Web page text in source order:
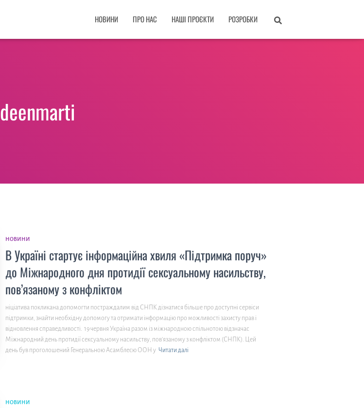
НОВИНИ ПРО НАС НАШІ ПРОЄКТИ РОЗРОБКИ
deenmarti
НОВИНИ
В Україні стартує інформаційна хвиля «Підтримка поруч»
до Міжнародного дня протидії сексуальному насильству,
пов’язаному з конфліктом
ніціатива покликана допомогти постраждалим від СНПК дізнатися більше про доступні сервіси
підтримки, знайти необхідну допомогу та отримати інформацію про можливості захисту прав і
відновлення справедливості. 19 червня Україна разом із міжнародною спільнотою відзначає
Міжнародний день протидії сексуальному насильству, пов’язаному з конфліктом (СНПК). Цей
день був проголошений Генеральною Асамблеєю ООН у Читати далі
НОВИНИ